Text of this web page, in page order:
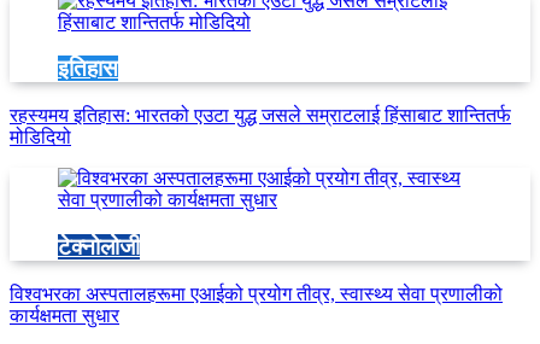
इतिहास
रहस्यमय इतिहास: भारतको एउटा युद्ध जसले सम्राटलाई हिंसाबाट शान्तितर्फ
मोडिदियो
टेक्नोलोजी
विश्वभरका अस्पतालहरूमा एआईको प्रयोग तीव्र, स्वास्थ्य सेवा प्रणालीको
कार्यक्षमता सुधार